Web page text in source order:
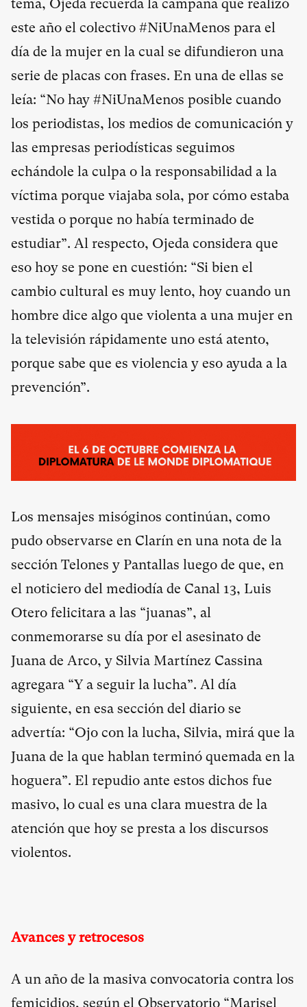
tema, Ojeda recuerda la campaña que realizó
este año el colectivo #NiUnaMenos para el
día de la mujer en la cual se difundieron una
serie de placas con frases. En una de ellas se
leía: “No hay #NiUnaMenos posible cuando
los periodistas, los medios de comunicación y
las empresas periodísticas seguimos
echándole la culpa o la responsabilidad a la
víctima porque viajaba sola, por cómo estaba
vestida o porque no había terminado de
estudiar”. Al respecto, Ojeda considera que
eso hoy se pone en cuestión: “Si bien el
cambio cultural es muy lento, hoy cuando un
hombre dice algo que violenta a una mujer en
la televisión rápidamente uno está atento,
porque sabe que es violencia y eso ayuda a la
prevención”.
Los mensajes misóginos continúan, como
pudo observarse en Clarín en una nota de la
sección Telones y Pantallas luego de que, en
el noticiero del mediodía de Canal 13, Luis
Otero felicitara a las “juanas”, al
conmemorarse su día por el asesinato de
Juana de Arco, y Silvia Martínez Cassina
agregara “Y a seguir la lucha”. Al día
siguiente, en esa sección del diario se
advertía: “Ojo con la lucha, Silvia, mirá que la
Juana de la que hablan terminó quemada en la
hoguera”. El repudio ante estos dichos fue
masivo, lo cual es una clara muestra de la
atención que hoy se presta a los discursos
violentos.
Avances y retrocesos
A un año de la masiva convocatoria contra los
femicidios, según el Observatorio “Marisel